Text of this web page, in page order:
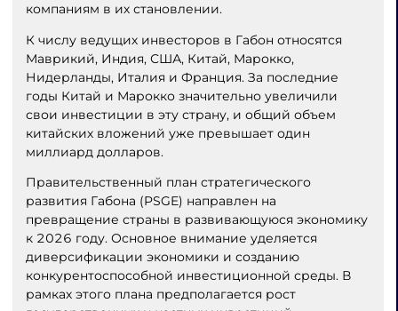
компаниям в их становлении.
К числу ведущих инвесторов в Габон относятся
Маврикий, Индия, США, Китай, Марокко,
Нидерланды, Италия и Франция. За последние
годы Китай и Марокко значительно увеличили
свои инвестиции в эту страну, и общий объем
китайских вложений уже превышает один
миллиард долларов.
Правительственный план стратегического
развития Габона (PSGE) направлен на
превращение страны в развивающуюся экономику
к 2026 году. Основное внимание уделяется
диверсификации экономики и созданию
конкурентоспособной инвестиционной среды. В
рамках этого плана предполагается рост